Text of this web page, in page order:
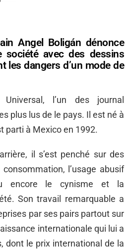
Angel Boligán dénonce
société avec des dessins
les dangers d’un mode de
l’un des journal
plus lus de le pays. Il est né à
parti à Mexico en 1992.
il s’est penché sur des
l’usage abusif
encore le cynisme et la
Son travail remarquable a
par ses pairs partout sur
internationale qui lui a
dont le prix international de la